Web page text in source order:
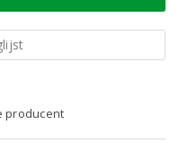
producent